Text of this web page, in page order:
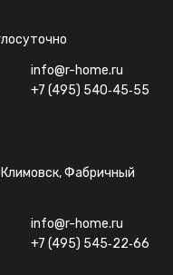
info@r-home.ru
+7 (495) 540‑45‑55
Климовск, Фабричный
info@r-home.ru
+7 (495) 545‑22‑66